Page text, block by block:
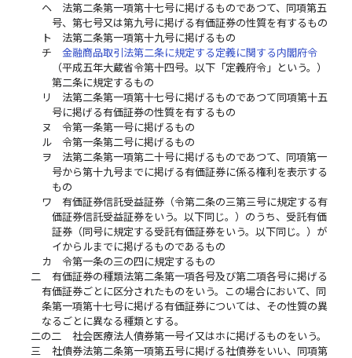
ヘ
法第二条第一項第十七号に掲げるものであつて、同項第五
号、第七号又は第九号に掲げる有価証券の性質を有するもの
ト
法第二条第一項第十九号に掲げるもの
チ
金融商品取引法第二条に規定する定義に関する内閣府令
（平成五年大蔵省令第十四号。以下「定義府令」という。）
第二条に規定するもの
リ
法第二条第一項第十七号に掲げるものであつて同項第十五
号に掲げる有価証券の性質を有するもの
ヌ
令第一条第一号に掲げるもの
ル
令第一条第二号に掲げるもの
ヲ
法第二条第一項第二十号に掲げるものであつて、同項第一
号から第十九号までに掲げる有価証券に係る権利を表示する
もの
ワ
有価証券信託受益証券（令第二条の三第三号に規定する有
価証券信託受益証券をいう。以下同じ。）のうち、受託有価
証券（同号に規定する受託有価証券をいう。以下同じ。）が
イからルまでに掲げるものであるもの
カ
令第一条の三の四に規定するもの
二
有価証券の種類法第二条第一項各号及び第二項各号に掲げる
有価証券ごとに区分されたものをいう。この場合において、同
条第一項第十七号に掲げる有価証券については、その性質の異
なるごとに異なる種類とする。
二の二
社会医療法人債券第一号イ又はホに掲げるものをいう。
三
社債券法第二条第一項第五号に掲げる社債券をいい、同項第